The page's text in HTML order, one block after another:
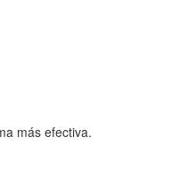
más efectiva.